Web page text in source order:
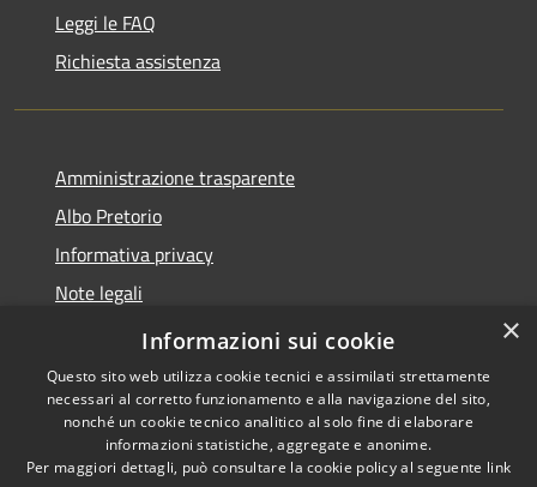
Leggi le FAQ
Richiesta assistenza
Amministrazione trasparente
Albo Pretorio
Informativa privacy
Note legali
Dichiarazione di accessibilità
Accessibilità
Copyright © 2026 • Comune di
Romanengo • Powered by
×
Informazioni sui cookie
Questo sito web utilizza cookie tecnici e assimilati strettamente
necessari al corretto funzionamento e alla navigazione del sito,
nonché un cookie tecnico analitico al solo fine di elaborare
informazioni statistiche, aggregate e anonime.
Per maggiori dettagli, può consultare la cookie policy al seguente link